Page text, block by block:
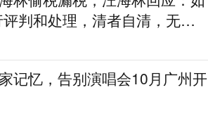
判和处理，清者自清，无需
记忆，告别演唱会10月广州开